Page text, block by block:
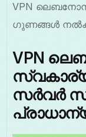
മലയാളം
VPN
ഗുണങ്ങൾ
VPN
സർവർ